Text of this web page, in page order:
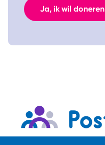
Ja, ik wil doneren